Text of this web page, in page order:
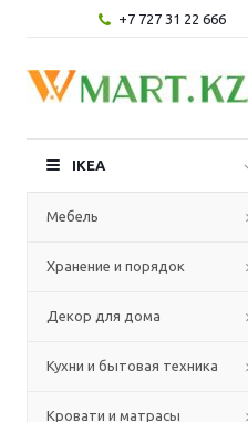
+7 727 31 22 666
IKEA
Мебель
Хранение и порядок
Декор для дома
Кухни и бытовая техника
Кровати и матрасы